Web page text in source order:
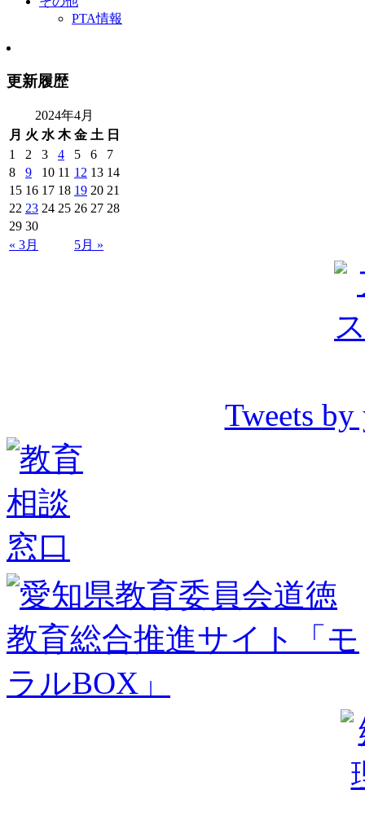
PTA情報
更新履歴
2024年4月
月 火 水 木 金 土 日
« 3月 5月 »
1 2 3 4 5 6
7
8
9 10 11 12 13 14
15 16 17 18 19 20 21
22 23 24 25 26 27 28
29 30
Tweets